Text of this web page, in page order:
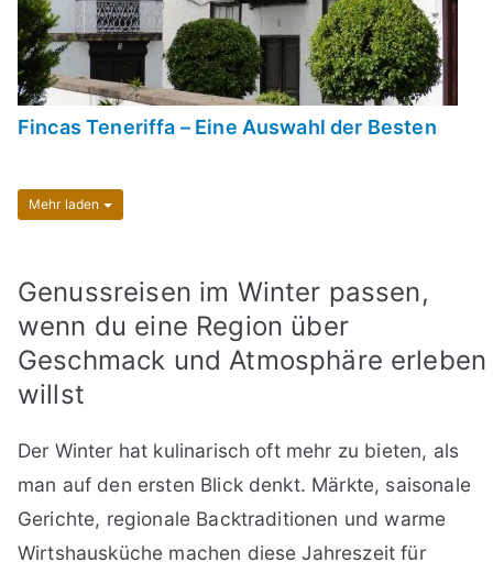
Fincas Teneriffa – Eine Auswahl der Besten
Mehr laden
Genussreisen im Winter passen,
wenn du eine Region über
Geschmack und Atmosphäre erleben
willst
Der Winter hat kulinarisch oft mehr zu bieten, als
man auf den ersten Blick denkt. Märkte, saisonale
Gerichte, regionale Backtraditionen und warme
Wirtshausküche machen diese Jahreszeit für